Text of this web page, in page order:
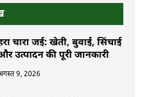
चारा जई: खेती, बुवाई, सिंचाई
उत्पादन की पूरी जानकारी
9, 2026